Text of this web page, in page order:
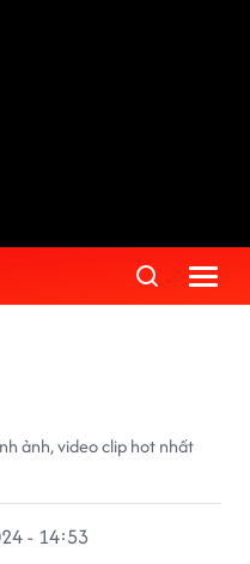
ảnh, video clip hot nhất
- 14:53